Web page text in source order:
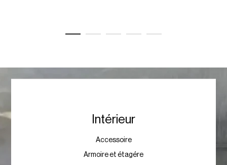
Intérieur
Accessoire
Armoire et étagére